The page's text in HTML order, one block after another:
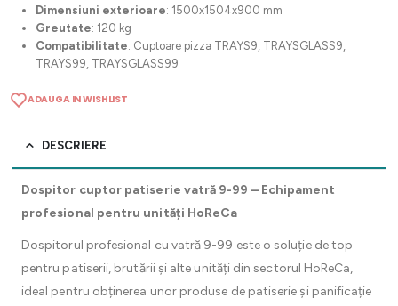
Dimensiuni exterioare: 1500x1504x900 mm
Greutate: 120 kg
Compatibilitate: Cuptoare pizza TRAYS9, TRAYSGLASS9,
TRAYS99, TRAYSGLASS99
ADAUGA IN WISHLIST
DESCRIERE
Dospitor cuptor patiserie vatră 9-99 – Echipament
profesional pentru unități HoReCa
Dospitorul profesional cu vatră 9-99 este o soluție de top
pentru patiserii, brutării și alte unități din sectorul HoReCa,
ideal pentru obținerea unor produse de patiserie și panificație